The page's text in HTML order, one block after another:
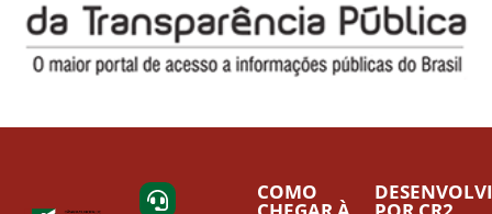
COMO